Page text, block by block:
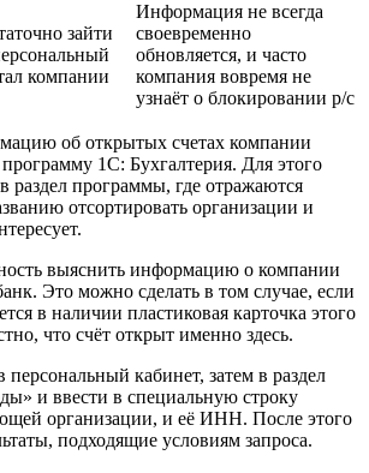
зайти
компании
Информация не всегда
своевременно
обновляется, и часто
компания вовремя не
узнаёт о блокировании р/с
об открытых счетах компании
1С: Бухгалтерия. Для этого
раздел программы, где отражаются
отсортировать организации и
выяснить информацию о компании
Это можно сделать в том случае, если
в наличии пластиковая карточка этого
что счёт открыт именно здесь.
кабинет, затем в раздел
и ввести в специальную строку
организации, и её ИНН. После этого
подходящие условиям запроса.